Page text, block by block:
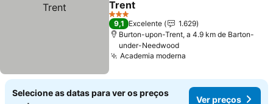
Trent
3 Estrelas
9,1 Excelente
1.629
Burton-upon-Trent, a 4.9 km de Barton-
under-Needwood
Academia moderna
Selecione as datas para ver os preços
Ver preços